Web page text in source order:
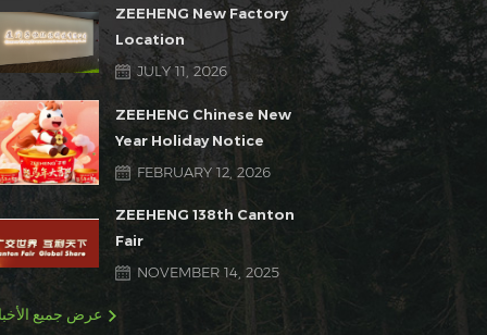
ZEEHENG New Factory
Location
JULY 11, 2026
ZEEHENG Chinese New
Year Holiday Notice
FEBRUARY 12, 2026
ZEEHENG 138th Canton
Fair
NOVEMBER 14, 2025
عرض جميع